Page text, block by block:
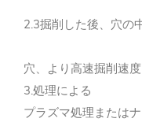
2.3掘削した後、穴の
穴、より高速掘削速
3.処理による
プラズマ処理または